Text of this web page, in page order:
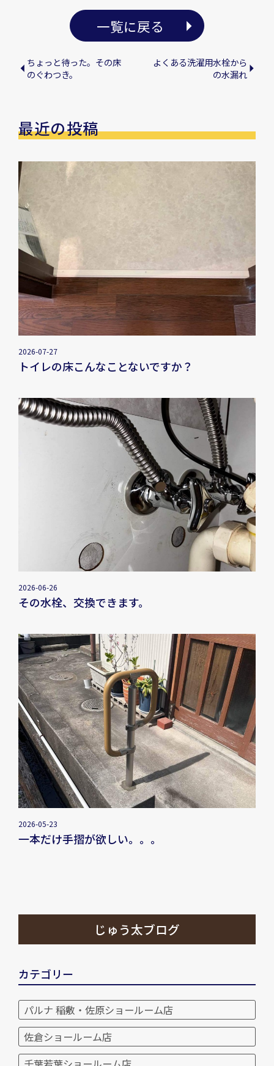
一覧に戻る
ちょっと待った。その床
のぐわつき。
よくある洗濯用水栓から
の水漏れ
最近の投稿
2026-07-27
トイレの床こんなことないですか？
2026-06-26
その水栓、交換できます。
2026-05-23
一本だけ手摺が欲しい。。。
じゅう太ブログ
カテゴリー
パルナ 稲敷・佐原ショールーム店
佐倉ショールーム店